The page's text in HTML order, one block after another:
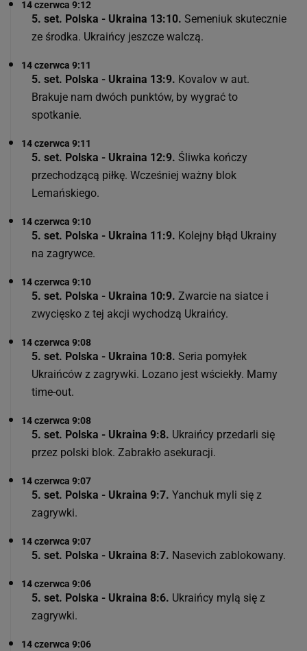
14 czerwca 9:12
5. set. Polska - Ukraina 13:10. Semeniuk skutecznie
ze środka. Ukraińcy jeszcze walczą.
14 czerwca 9:11
5. set. Polska - Ukraina 13:9. Kovalov w aut.
Brakuje nam dwóch punktów, by wygrać to
spotkanie.
14 czerwca 9:11
5. set. Polska - Ukraina 12:9. Śliwka kończy
przechodzącą piłkę. Wcześniej ważny blok
Lemańskiego.
14 czerwca 9:10
5. set. Polska - Ukraina 11:9. Kolejny błąd Ukrainy
na zagrywce.
14 czerwca 9:10
5. set. Polska - Ukraina 10:9. Zwarcie na siatce i
zwycięsko z tej akcji wychodzą Ukraińcy.
14 czerwca 9:08
5. set. Polska - Ukraina 10:8. Seria pomyłek
Ukraińców z zagrywki. Lozano jest wściekły. Mamy
time-out.
14 czerwca 9:08
5. set. Polska - Ukraina 9:8. Ukraińcy przedarli się
przez polski blok. Zabrakło asekuracji.
14 czerwca 9:07
5. set. Polska - Ukraina 9:7. Yanchuk myli się z
zagrywki.
14 czerwca 9:07
5. set. Polska - Ukraina 8:7. Nasevich zablokowany.
14 czerwca 9:06
5. set. Polska - Ukraina 8:6. Ukraińcy mylą się z
zagrywki.
14 czerwca 9:06